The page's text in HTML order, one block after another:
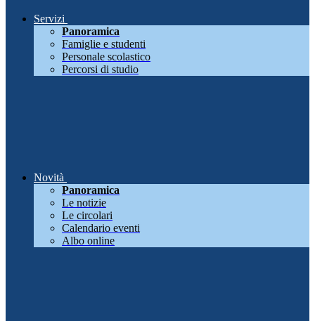
Servizi
Panoramica
Famiglie e studenti
Personale scolastico
Percorsi di studio
Novità
Panoramica
Le notizie
Le circolari
Calendario eventi
Albo online